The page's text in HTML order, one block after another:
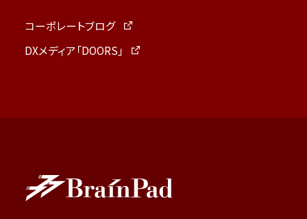
コーポレートブログ
DXメディア「DOORS」